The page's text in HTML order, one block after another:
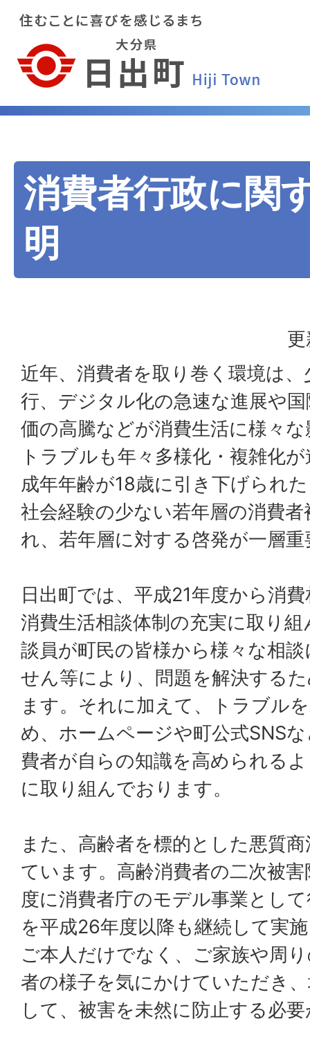
消費者行政に関
明
近年、消費者を取り巻く環境は
行、デジタル化の急速な進展や
価の高騰などが消費生活に様々
トラブルも年々多様化・複雑化
成年年齢が18歳に引き下げられ
社会経験の少ない若年層の消費
れ、若年層に対する啓発が一層
日出町では、平成21年度から消
消費生活相談体制の充実に取り
談員が町民の皆様から様々な相
せん等により、問題を解決する
ます。それに加えて、トラブル
め、ホームページや町公式SNS
費者が自らの知識を高められる
に取り組んでおります。
また、高齢者を標的とした悪質
ています。高齢消費者の二次被
度に消費者庁のモデル事業とし
を平成26年度以降も継続して実
ご本人だけでなく、ご家族や周
者の様子を気にかけていただき
して、被害を未然に防止する必